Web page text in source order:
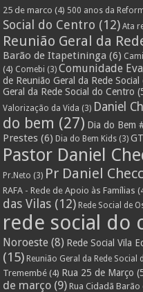
25 de marco (4) 500 anos da
Social do Centro (12) Ata
Reunião Geral da
Barão de Itapetininga (6)
(4) Comebi (3) Comunidade
de Reunião Geral da Rede
Geral da Rede Social do Centro
Valorização da Vida (3) Daniel
do bem (27) Dia do Bem
Prestes (6) Dia do Bem Kids (3)
Pastor Daniel
Pr.Neto (3) Pr Daniel
RAFA - Rede de Apoio às Famílias
das Vilas (12) Rede Social de
rede social do
Noroeste (8) Rede Social Vila
(15) Reunião Geral da Rede Social
Tremembé (4) Rua 25 de Março
de março (9) Rua Cidadã